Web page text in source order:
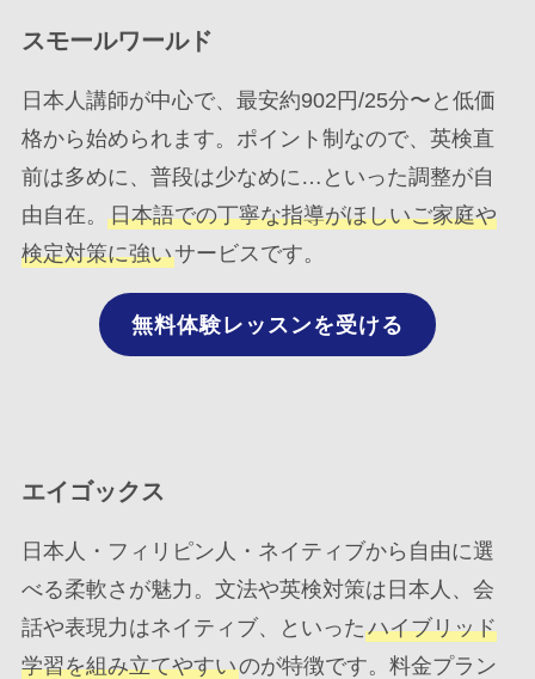
スモールワールド
日本人講師が中心で、最安約902円/25分〜と低価
格から始められます。ポイント制なので、英検直
前は多めに、普段は少なめに…といった調整が自
由自在。 日本語での丁寧な指導がほしいご家庭や
検定対策に強いサービスです。
無料体験レッスンを受ける
エイゴックス
日本人・フィリピン人・ネイティブから自由に選
べる柔軟さが魅力。文法や英検対策は日本人、会
話や表現力はネイティブ、といったハイブリッド
学習を組み立てやすいのが特徴です。料金プラン